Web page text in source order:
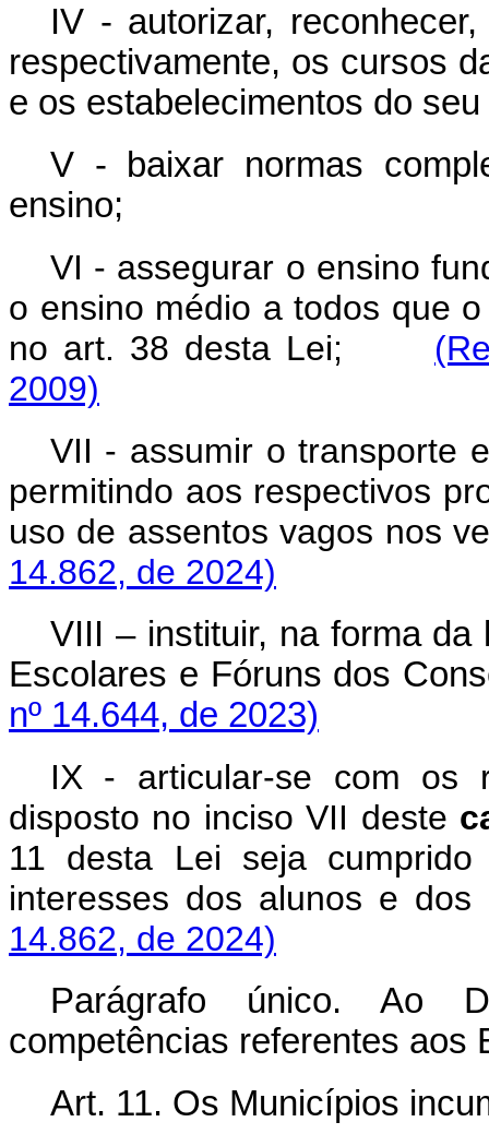
IV - autorizar,
respectivamente, os cursos
e os estabelecimentos do
V - baixar normas
ensino;
VI - assegurar o ensino
o ensino médio a todos que
no art. 38 desta Lei;
2009)
VII - assumir o transporte
permitindo aos respectivos
uso de assentos vagos nos
14.862, de 2024)
VIII – instituir, na forma
Escolares e Fóruns dos
nº 14.644, de 2023)
IX - articular-se com os
disposto no inciso VII deste
11 desta Lei seja
interesses dos alunos e
14.862, de 2024)
Parágrafo único. Ao
competências referentes aos
Art. 11. Os Municípios